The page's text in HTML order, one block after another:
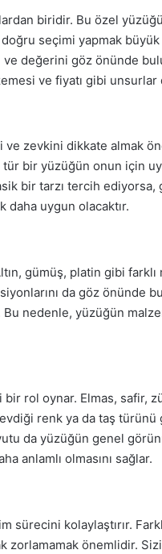
biridir. Bu özel
seçimi yapmak büyük
değerini göz önünde
ve fiyatı gibi
zevkini dikkate almak
bir yüzüğün onun için
bir tarzı tercih
daha uygun olacaktır.
gümüş, platin gibi farklı
da göz önünde
nedenle, yüzüğün
rol oynar. Elmas, safir,
renk ya da taş türünü
da yüzüğün genel
anlamlı olmasını sağlar.
kolaylaştırır.
zorlamamak önemlidir.